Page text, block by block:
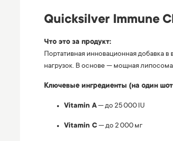
Quicksilver Immune
Что это за продукт:
Портативная инновационная добавка
нагрузок. В основе — мощная
Ключевые ингредиенты (на один
Vitamin A— до 25 000 IU
Vitamin C— до 2 000 мг